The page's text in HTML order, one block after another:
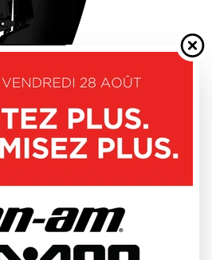
2026
175 - 225HP
CE MODÈLE